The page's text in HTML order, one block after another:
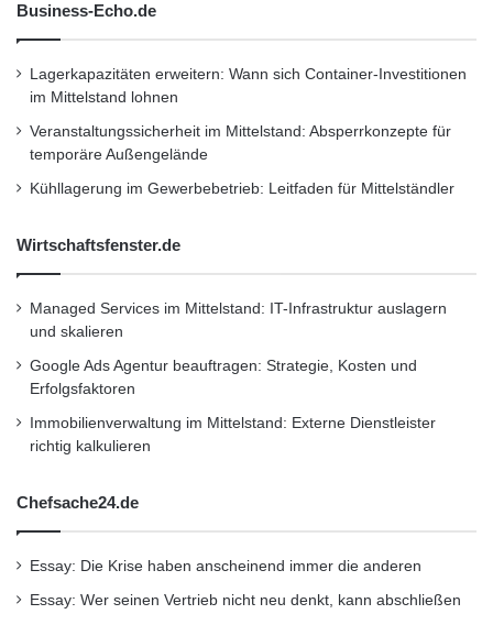
Business-Echo.de
Lagerkapazitäten erweitern: Wann sich Container-Investitionen
im Mittelstand lohnen
Veranstaltungssicherheit im Mittelstand: Absperrkonzepte für
temporäre Außengelände
Kühllagerung im Gewerbebetrieb: Leitfaden für Mittelständler
Wirtschaftsfenster.de
Managed Services im Mittelstand: IT-Infrastruktur auslagern
und skalieren
Google Ads Agentur beauftragen: Strategie, Kosten und
Erfolgsfaktoren
Immobilienverwaltung im Mittelstand: Externe Dienstleister
richtig kalkulieren
Chefsache24.de
Essay: Die Krise haben anscheinend immer die anderen
Essay: Wer seinen Vertrieb nicht neu denkt, kann abschließen